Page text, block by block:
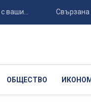
Свързана с
ОБЩЕСТВО